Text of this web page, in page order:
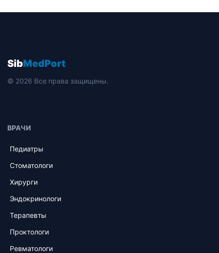
SibMedPort
© 2026 Все права защищены.
ВРАЧИ
Педиатры
Стоматологи
Хирурги
Эндокринологи
Терапевты
Проктологи
Ревматологи